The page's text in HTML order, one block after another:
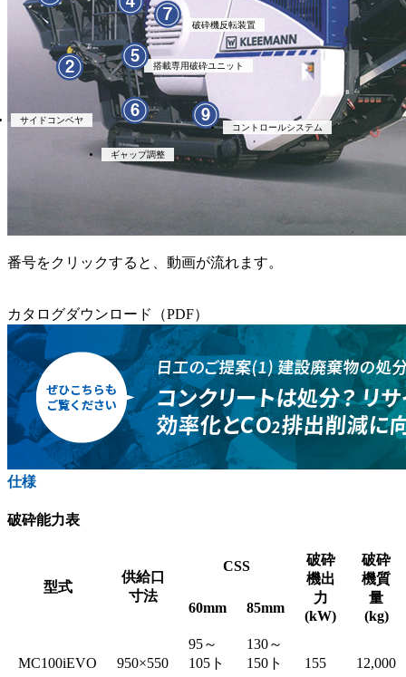
サイドコンベヤ
搭載専用破砕ユニット
ギャップ調整
破砕機反転装置
コントロールシステム
番号をクリックすると、動画が流れます。
カタログダウンロード（PDF）
仕様
破砕能力表
型式
供給口
寸法
CSS
破砕
機出
力
(kW)
破砕
機質
量
(kg)
60mm 85mm
MC100iEVO 950×550
95～
105ト
130～
150ト
155 12,000